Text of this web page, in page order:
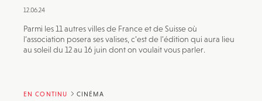
12.06.24
Parmi les 11 autres villes de France et de Suisse où
l’association posera ses valises, c’est de l’édition qui aura lieu
au soleil du 12 au 16 juin dont on voulait vous parler.
EN CONTINU CINÉMA